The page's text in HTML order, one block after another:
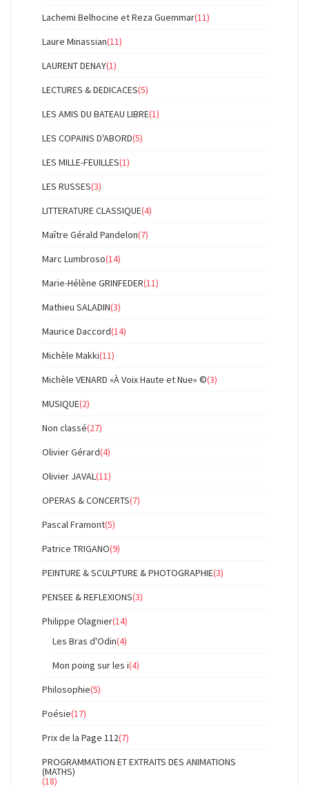
Lachemi Belhocine et Reza Guemmar(11)
Laure Minassian(11)
LAURENT DENAY(1)
LECTURES & DEDICACES(5)
LES AMIS DU BATEAU LIBRE(1)
LES COPAINS D'ABORD(5)
LES MILLE-FEUILLES(1)
LES RUSSES(3)
LITTERATURE CLASSIQUE(4)
Maître Gérald Pandelon(7)
Marc Lumbroso(14)
Marie-Hélène GRINFEDER(11)
Mathieu SALADIN(3)
Maurice Daccord(14)
Michèle Makki(11)
Michèle VENARD «À Voix Haute et Nue» ©(3)
MUSIQUE(2)
Non classé(27)
Olivier Gérard(4)
Olivier JAVAL(11)
OPERAS & CONCERTS(7)
Pascal Framont(5)
Patrice TRIGANO(9)
PEINTURE & SCULPTURE & PHOTOGRAPHIE(3)
PENSEE & REFLEXIONS(3)
Philippe Olagnier(14)
Les Bras d'Odin(4)
Mon poing sur les i(4)
Philosophie(5)
Poésie(17)
Prix de la Page 112(7)
PROGRAMMATION ET EXTRAITS DES ANIMATIONS
(MATHS)
(18)